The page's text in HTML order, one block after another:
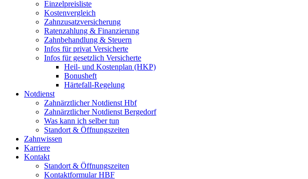
Einzelpreisliste
Kostenvergleich
Zahnzusatzversicherung
Ratenzahlung & Finanzierung
Zahnbehandlung & Steuern
Infos für privat Versicherte
Infos für gesetzlich Versicherte
Heil- und Kostenplan (HKP)
Bonusheft
Härtefall-Regelung
Notdienst
Zahnärztlicher Notdienst Hbf
Zahnärztlicher Notdienst Bergedorf
Was kann ich selber tun
Standort & Öffnungszeiten
Zahnwissen
Karriere
Kontakt
Standort & Öffnungszeiten
Kontaktformular HBF